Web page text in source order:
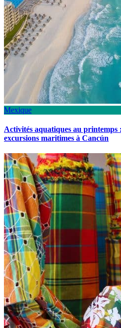
Mexique
Activités aquatiques au printemps
excursions maritimes à Cancún